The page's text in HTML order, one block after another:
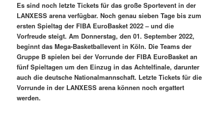
Es sind noch letzte Tickets für das große Sportevent in der
LANXESS arena verfügbar. Noch genau sieben Tage bis zum
ersten Spieltag der FIBA EuroBasket 2022 – und die
Vorfreude steigt. Am Donnerstag, den 01. September 2022,
beginnt das Mega-Basketballevent in Köln. Die Teams der
Gruppe B spielen bei der Vorrunde der FIBA EuroBasket an
fünf Spieltagen um den Einzug in das Achtelfinale, darunter
auch die deutsche Nationalmannschaft. Letzte Tickets für die
Vorrunde in der LANXESS arena können noch ergattert
werden.